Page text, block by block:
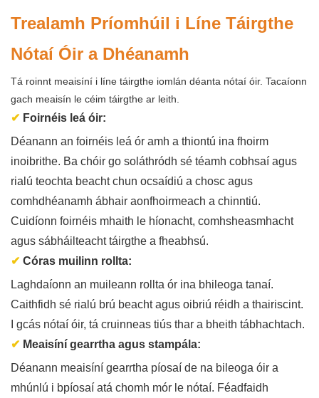
Trealamh Príomhúil i Líne Táirgthe
Nótaí Óir a Dhéanamh
Tá roinnt meaisíní i líne táirgthe iomlán déanta nótaí óir. Tacaíonn
gach meaisín le céim táirgthe ar leith.
✔ Foirnéis leá óir:
Déanann an foirnéis leá ór amh a thiontú ina fhoirm
inoibrithe. Ba chóir go soláthródh sé téamh cobhsaí agus
rialú teochta beacht chun ocsaídiú a chosc agus
comhdhéanamh ábhair aonfhoirmeach a chinntiú.
Cuidíonn foirnéis mhaith le híonacht, comhsheasmhacht
agus sábháilteacht táirgthe a fheabhsú.
✔ Córas muilinn rollta:
Laghdaíonn an muileann rollta ór ina bhileoga tanaí.
Caithfidh sé rialú brú beacht agus oibriú réidh a thairiscint.
I gcás nótaí óir, tá cruinneas tiús thar a bheith tábhachtach.
✔ Meaisíní gearrtha agus stampála:
Déanann meaisíní gearrtha píosaí de na bileoga óir a
mhúnlú i bpíosaí atá chomh mór le nótaí. Féadfaidh